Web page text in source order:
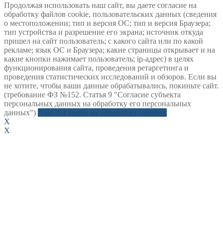
Продолжая использовать наш сайт, вы даете согласие на
обработку файлов cookie, пользовательских данных (сведения
о местоположении; тип и версия ОС; тип и версия Браузера;
тип устройства и разрешение его экрана; источник откуда
пришел на сайт пользователь; с какого сайта или по какой
рекламе; язык ОС и Браузера; какие страницы открывает и на
какие кнопки нажимает пользователь; ip-адрес) в целях
функционирования сайта, проведения ретаргетинга и
проведения статистических исследований и обзоров. Если вы
не хотите, чтобы ваши данные обрабатывались, покиньте сайт.
(требование ФЗ №152. Статья 9 "Согласие субъекта
персональных данных на обработку его персональных
данных")
X
X